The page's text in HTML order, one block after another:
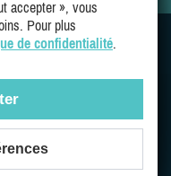
et fière de l'être
accepter », vous
Pour plus
de confidentialité.